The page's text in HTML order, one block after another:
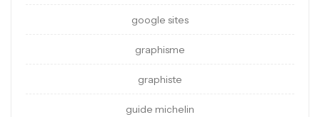
google sites
graphisme
graphiste
guide michelin